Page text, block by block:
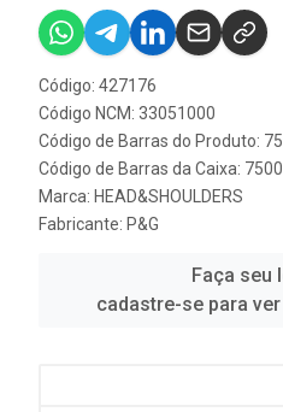
Código: 427176
Código NCM: 33051000
Código de Barras do Produto:
Código de Barras da Caixa:
Marca: HEAD&SHOULDERS
Fabricante: P&G
Faça seu
cadastre-se para